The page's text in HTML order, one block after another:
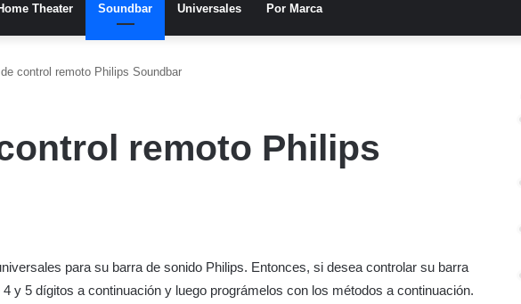
Theater Soundbar Universales Por Marca
control remoto Philips Soundbar
remoto Philips
para su barra de sonido Philips. Entonces, si desea controlar su barra
y 5 dígitos a continuación y luego prográmelos con los métodos a continuación.